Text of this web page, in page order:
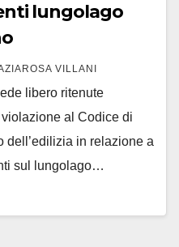
lungolago
VILLANI
libero ritenute
al Codice di
dell’edilizia in relazione a
sul lungolago…